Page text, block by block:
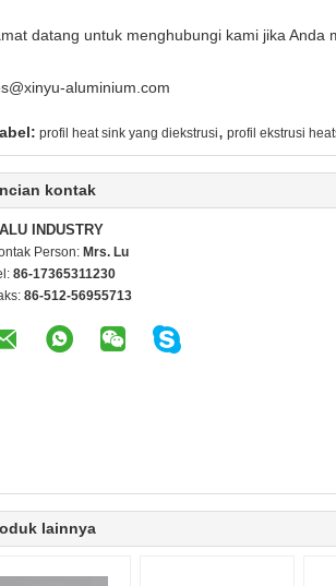
datang untuk menghubungi kami jika Anda
aluminium.com
profil heat sink yang diekstrusi, profil ekstrusi
kontak
INDUSTRY
Person: Mrs. Lu
86-17365311230
86-512-56955713
lainnya